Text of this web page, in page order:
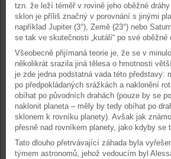
tzn. že leží téměř v rovině jeho oběžné
sklon je příliš značný v porovnání s jinými
například Jupiter (3°), Země (23°) nebo
se tak ve skutečnosti „kutálí“ po své oběžné
Všeobecně přijímaná teorie je, že se v
několikrát srazila jiná tělesa o hmotnosti
je zde jedna podstatná vada této představy:
po předpokládaných srážkách a naklonění
obíhat po původních drahách (pouze by se
naklonit planeta – měly by tedy obíhat po
sklonem k rovníku planety). Avšak jak
přesně nad rovníkem planety, jako kdyby se
Tato dlouho přetrvávající záhada byla
týmem astronomů, jehož vedoucím byl